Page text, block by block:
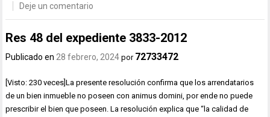
Deje un comentario
Res 48 del expediente 3833-2012
Publicado en 28 febrero, 2024 por 72733472
[Visto: 230 veces]La presente resolución confirma que los arrendatarios
de un bien inmueble no poseen con animus domini, por ende no puede
prescribir el bien que poseen. La resolución explica que “la calidad de